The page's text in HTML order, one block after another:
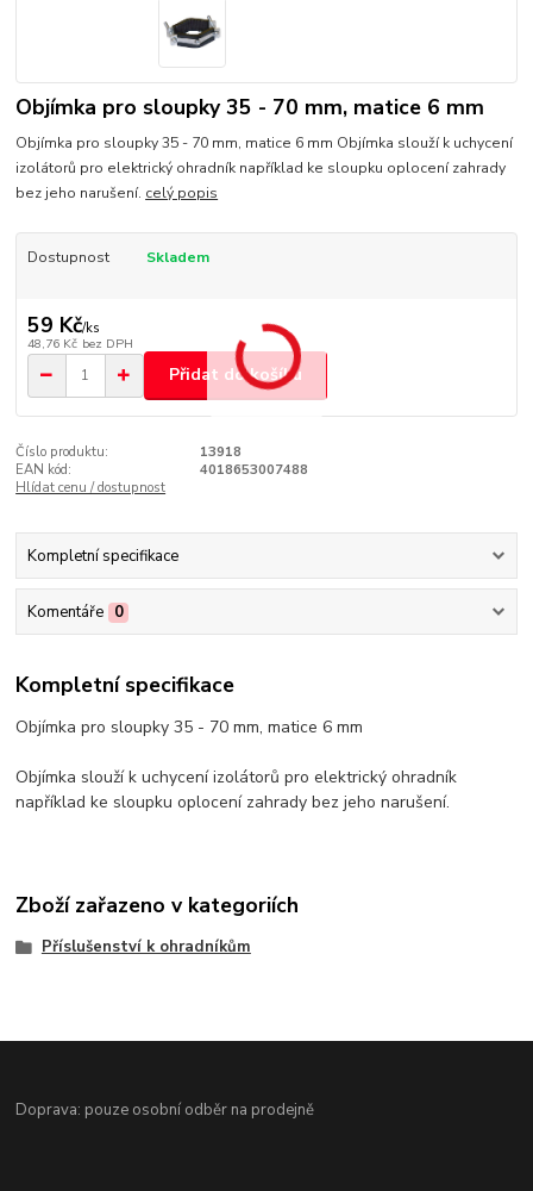
Objímka pro sloupky 35 - 70 mm, matice 6 mm
Objímka pro sloupky 35 - 70 mm, matice 6 mm Objímka slouží k uchycení
izolátorů pro elektrický ohradník například ke sloupku oplocení zahrady
bez jeho narušení. celý popis
Dostupnost Skladem
59 Kč/ks
48,76 Kč bez DPH
Přidat do košíku
Číslo produktu:
13918
EAN kód:
4018653007488
Hlídat cenu / dostupnost
Kompletní specifikace
Komentáře 0
Kompletní specifikace
Objímka pro sloupky 35 - 70 mm, matice 6 mm
Objímka slouží k uchycení izolátorů pro elektrický ohradník
například ke sloupku oplocení zahrady bez jeho narušení.
Zboží zařazeno v kategoriích
Příslušenství k ohradníkům
Doprava: pouze osobní odběr na prodejně